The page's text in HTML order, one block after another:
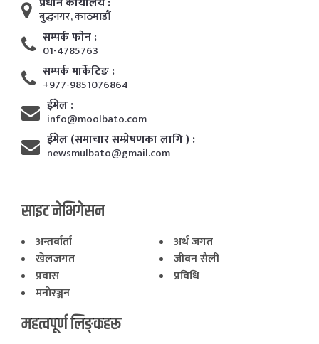
बुद्धनगर, काठमाडाैं
सम्पर्क फाेन :
01-4785763
सम्पर्क मार्केटिङ :
+977-9851076864
ईमेल :
info@moolbato.com
ईमेल (समाचार सम्प्रेषणका लागि ) :
newsmulbato@gmail.com
साइट नेभिगेसन
अन्तर्वार्ता
अर्थ जगत
खेलजगत
जीवन सैली
प्रवास
प्रविधि
मनोरञ्जन
महत्वपूर्ण लिङ्कहरू